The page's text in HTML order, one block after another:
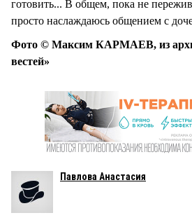
готовить... В общем, пока не
просто наслаждаюсь общением с
Фото © Максим КАРМАЕВ, из
вестей»
Павлова Анастасия